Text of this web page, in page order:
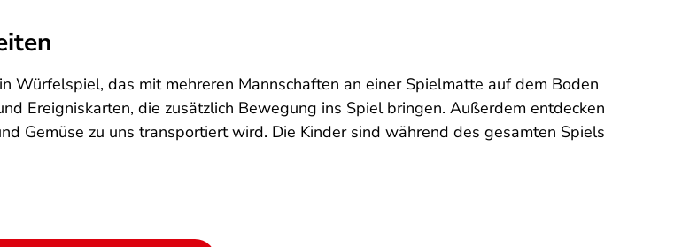
Würfelspiel, das mit mehreren Mannschaften an einer Spielmatte auf dem Boden
Ereigniskarten, die zusätzlich Bewegung ins Spiel bringen. Außerdem entdecken
Gemüse zu uns transportiert wird. Die Kinder sind während des gesamten Spiels